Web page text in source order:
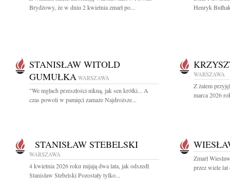
Brydżowy, że w dniu 2 kwietnia zmarł po...
Henryk
STANISŁAW WITOLD
GUMUŁKA WARSZAWA
"We mgłach przeszłości nikną, jak sen krótki... A
czas powoli w pamięci zamaże Najdroższe...
WARSZAWA
Z żalem
marca 2026
STANISŁAW STEBELSKI
WARSZAWA
4 kwietnia 2026 roku mijają dwa lata, jak odszedł
Stanisław Stebelski Pozostały tylko...
Zmarł
przez wiele lat